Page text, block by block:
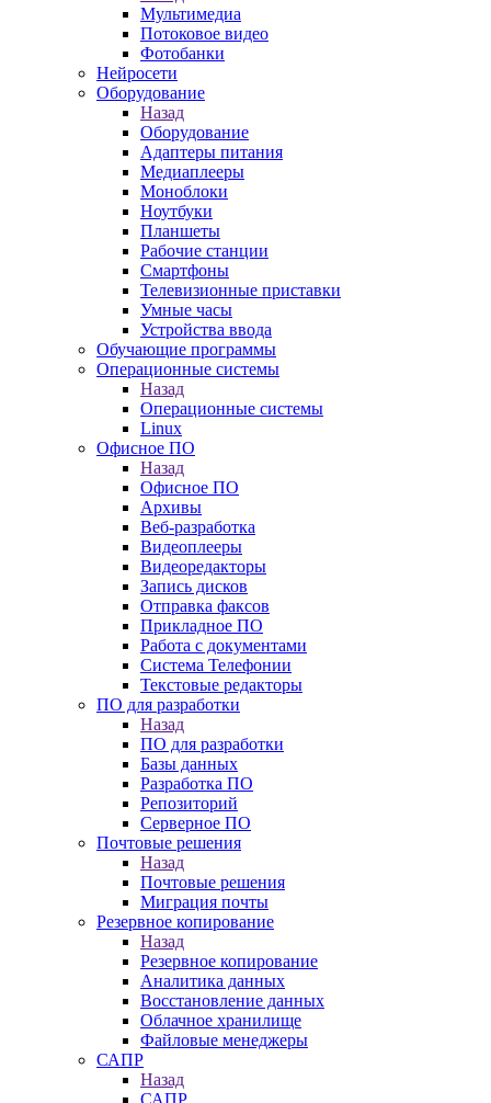
Мультимедиа
Потоковое видео
Фотобанки
Нейросети
Оборудование
Назад
Оборудование
Адаптеры питания
Медиаплееры
Моноблоки
Ноутбуки
Планшеты
Рабочие станции
Смартфоны
Телевизионные приставки
Умные часы
Устройства ввода
Обучающие программы
Операционные системы
Назад
Операционные системы
Linux
Офисное ПО
Назад
Офисное ПО
Архивы
Веб-разработка
Видеоплееры
Видеоредакторы
Запись дисков
Отправка факсов
Прикладное ПО
Работа с документами
Система Телефонии
Текстовые редакторы
ПО для разработки
Назад
ПО для разработки
Базы данных
Разработка ПО
Репозиторий
Серверное ПО
Почтовые решения
Назад
Почтовые решения
Миграция почты
Резервное копирование
Назад
Резервное копирование
Аналитика данных
Восстановление данных
Облачное хранилище
Файловые менеджеры
САПР
Назад
САПР